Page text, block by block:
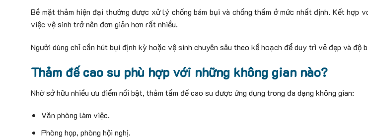
Bề mặt thảm hiện đại thường được xử lý chống bám bụi và chống thấm ở mức nhất định. Kết hợp
việc vệ sinh trở nên đơn giản hơn rất nhiều.
Người dùng chỉ cần hút bụi định kỳ hoặc vệ sinh chuyên sâu theo kế hoạch để duy trì vẻ đẹp và độ
Thảm đế cao su phù hợp với những không gian nào?
Nhờ sở hữu nhiều ưu điểm nổi bật, thảm tấm đế cao su được ứng dụng trong đa dạng không gian:
Văn phòng làm việc.
Phòng họp, phòng hội nghị.